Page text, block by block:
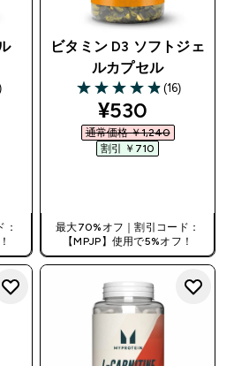
price
ビタミン D3 ソフトジェ
ルカプセル
4.88 out of 5 stars
(16)
discounted
¥530‎
通常価格 ￥1,240‎
割引 ￥710‎
最大70%オフ｜割引コード：
【MPJP】使用で5%オフ！